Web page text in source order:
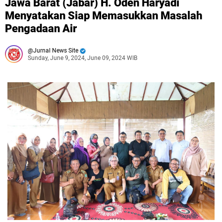
Jawa Barat (Jabar) H. Oden Haryadi
Menyatakan Siap Memasukkan Masalah
Pengadaan Air
Jurnal News Site
Sunday, June 9, 2024, June 09, 2024 WIB